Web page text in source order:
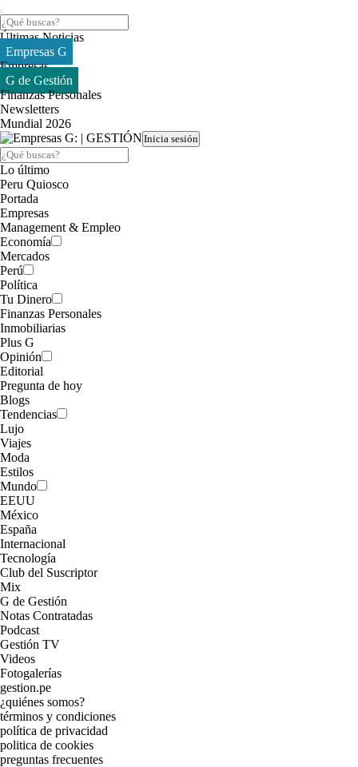
Últimas Noticias
Empresas G
Empresas
G de Gestión
Finanzas Personales
Newsletters
Mundial 2026
Inicia sesión
Lo último
Peru Quiosco
Portada
Empresas
Management & Empleo
Economía
Mercados
Perú
Política
Tu Dinero
Finanzas Personales
Inmobiliarias
Plus G
Opinión
Editorial
Pregunta de hoy
Blogs
Tendencias
Lujo
Viajes
Moda
Estilos
Mundo
EEUU
México
España
Internacional
Tecnología
Club del Suscriptor
Mix
G de Gestión
Notas Contratadas
Podcast
Gestión TV
Videos
Fotogalerías
gestion.pe
¿quiénes somos?
términos y condiciones
política de privacidad
politica de cookies
preguntas frecuentes